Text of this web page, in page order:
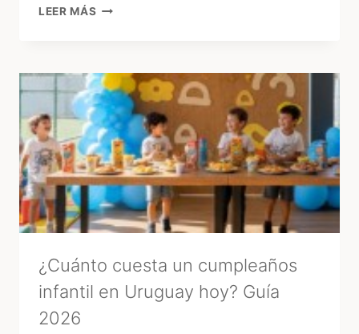
LEER MÁS MÁS
QUIERO»:
3
RITUALES
MÁGICOS
PARA
ATRAER
BUENA
ENERGÍA
ANTES
DE
BODA
¿Cuánto cuesta un cumpleaños
infantil en Uruguay hoy? Guía
2026